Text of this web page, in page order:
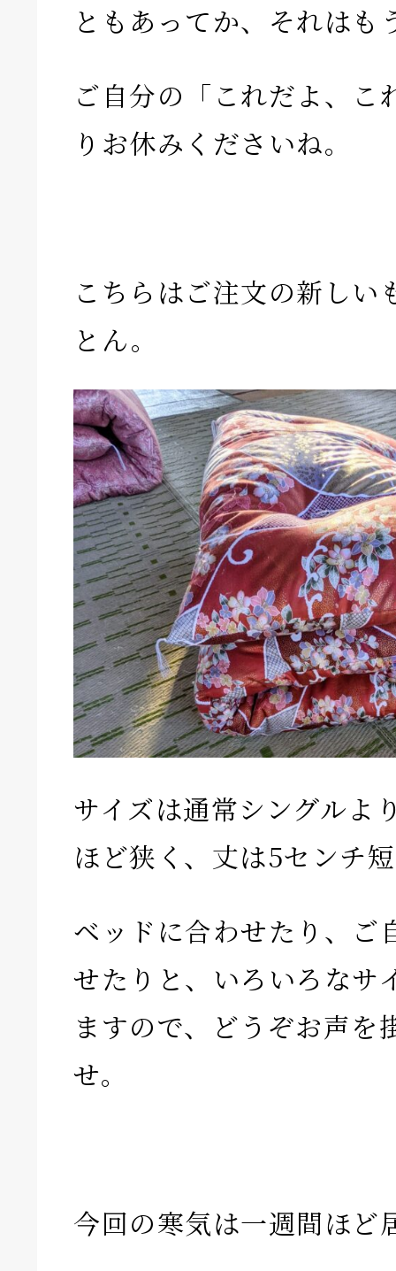
ともあってか、それは
ご自分の「これだよ、こ
りお休みくださいね。
こちらはご注文の新しい
とん。
サイズは通常シングルよ
ほど狭く、丈は5センチ
ベッドに合わせたり、ご
せたりと、いろいろなサ
ますので、どうぞお声を
せ。
今回の寒気は一週間ほど